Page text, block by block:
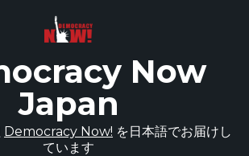
Now
Japan
Democracy Now! を日本語でお届けし
ています